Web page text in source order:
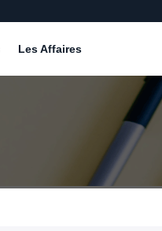
Les Affaires